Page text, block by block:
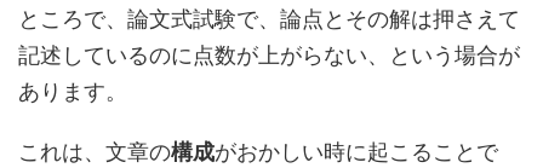
ところで、論文式試験で、論点とその解は押さえて
記述しているのに点数が上がらない、という場合が
あります。
これは、文章の構成がおかしい時に起こることで